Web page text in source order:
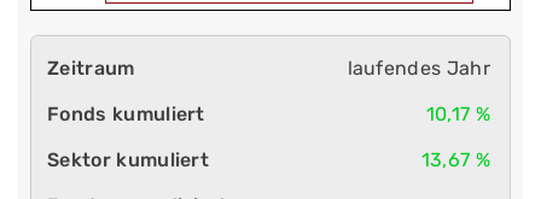
laufendes Jahr
10,17 %
13,67 %